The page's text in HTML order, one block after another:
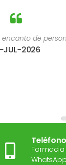
Teléfono